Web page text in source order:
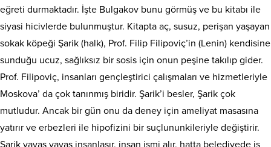
eğreti durmaktadır. İşte Bulgakov bunu görmüş ve bu kitabı ile
siyasi hicivlerde bulunmuştur. Kitapta aç, susuz, perişan yaşayan
sokak köpeği Şarik (halk), Prof. Filip Filipoviç’in (Lenin) kendisine
sunduğu ucuz, sağlıksız bir sosis için onun peşine takılıp gider.
Prof. Filipoviç, insanları gençleştirici çalışmaları ve hizmetleriyle
Moskova’ da çok tanınmış biridir. Şarik’i besler, Şarik çok
mutludur. Ancak bir gün onu da deney için ameliyat masasına
yatırır ve erbezleri ile hipofizini bir suçlununkileriyle değiştirir.